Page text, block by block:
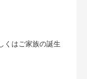
くはご家族の誕生